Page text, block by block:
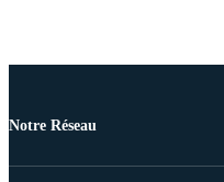
Notre Réseau